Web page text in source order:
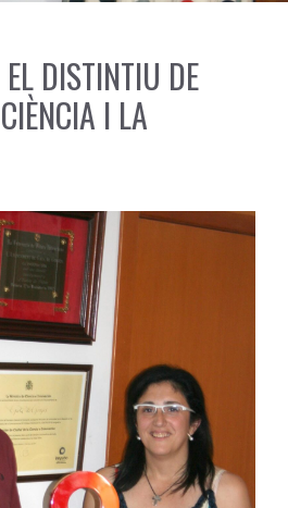
DISTINTIU DE
I LA